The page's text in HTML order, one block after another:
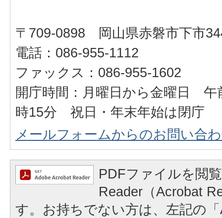
〒709-0898 岡山県赤磐市下市
電話：086-955-1112
ファックス：086-955-1602
開庁時間：月曜日から金曜日 午
時15分 祝日・年末年始は閉庁
メールフォームからのお問い合
PDFファイルを閲
Reader（Acrobat
す。お持ちでない方は、左記の